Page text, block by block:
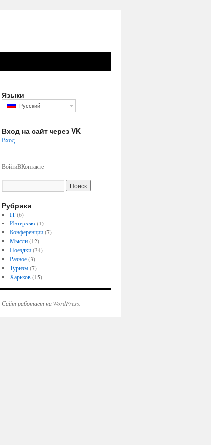
Языки
Русский
Вход на сайт через VK
Вход
ВойтиВКонтакте
Рубрики
IT(6)
Интервью(1)
Конференции(7)
Мысли(12)
Поездки(34)
Разное(3)
Туризм(7)
Харьков(15)
Сайт работает на WordPress.